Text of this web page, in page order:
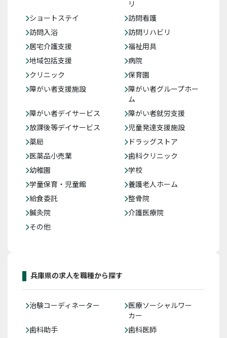
リ
ショートステイ
訪問看護
訪問入浴
訪問リハビリ
居宅介護支援
福祉用具
地域包括支援
病院
クリニック
保育園
障がい者支援施設
障がい者グループホー
ム
障がい者デイサービス
障がい者就労支援
放課後等デイサービス
児童発達支援施設
薬局
ドラッグストア
医薬品小売業
歯科クリニック
幼稚園
学校
学童保育・児童館
養護老人ホーム
給食委託
整骨院
鍼灸院
介護医療院
その他
兵庫県の求人を職種から探す
治験コーディネーター
医療ソーシャルワー
カー
歯科助手
歯科医師